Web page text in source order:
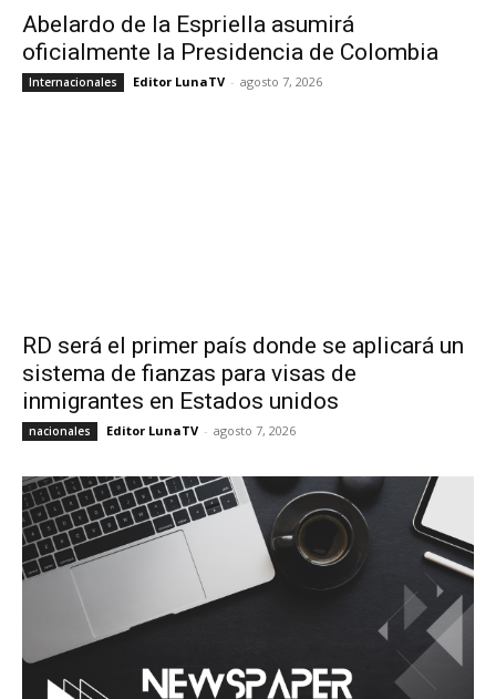
Abelardo de la Espriella asumirá
oficialmente la Presidencia de Colombia
Internacionales Editor LunaTV - agosto 7, 2026
RD será el primer país donde se aplicará un
sistema de fianzas para visas de
inmigrantes en Estados unidos
nacionales Editor LunaTV - agosto 7, 2026